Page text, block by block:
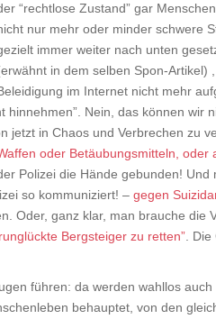
“rechtlose Zustand” gar
nur mehr oder minder schwere
immer weiter nach unten
in dem selben Spon-Artikel)
im Internet nicht mehr
hinnehmen”. Nein, das können wir
jetzt in Chaos und Verbrechen zu
oder Betäubungsmitteln, oder
Polizei die Hände gebunden! Und
so kommuniziert! – gegen
Oder, ganz klar, man brauche die
Bergsteiger zu retten” .
führen: da werden wahllos
behauptet, von den